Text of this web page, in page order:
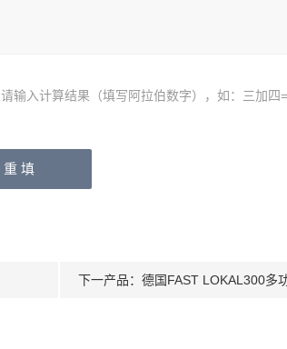
请输入计算结果（填写阿拉伯数字），如：三加四
下一产品： 德国FAST LOKAL300多